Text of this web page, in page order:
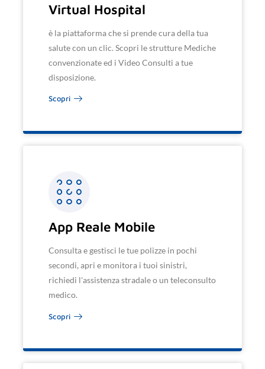
Virtual Hospital
è la piattaforma che si prende cura della tua
salute con un clic. Scopri le strutture Mediche
convenzionate ed i Video Consulti a tue
disposizione.
Scopri
App Reale Mobile
Consulta e gestisci le tue polizze in pochi
secondi, apri e monitora i tuoi sinistri,
richiedi l'assistenza stradale o un teleconsulto
medico.
Scopri